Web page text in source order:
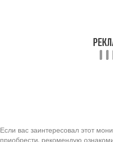
Если вас заинтересовал этот
приобрести, рекомендую